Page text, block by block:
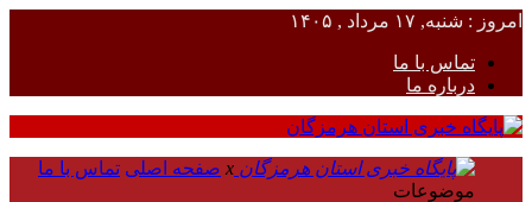
امروز : شنبه, ۱۷ مرداد , ۱۴۰۵
تماس با ما
درباره ما
x صفحه اصلی تماس با ما
موضوعات